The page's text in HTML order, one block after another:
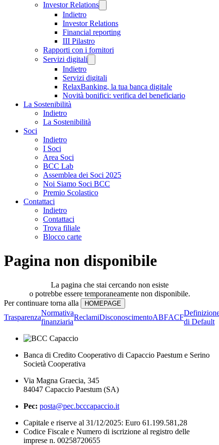
Investor Relations
Indietro
Investor Relations
Financial reporting
III Pilastro
Rapporti con i fornitori
Servizi digitali
Indietro
Servizi digitali
RelaxBanking, la tua banca digitale
Novità bonifici: verifica del beneficiario
La Sostenibilità
Indietro
La Sostenibilità
Soci
Indietro
I Soci
Area Soci
BCC Lab
Assemblea dei Soci 2025
Noi Siamo Soci BCC
Premio Scolastico
Contattaci
Indietro
Contattaci
Trova filiale
Blocco carte
Pagina non disponibile
La pagina che stai cercando non esiste
o potrebbe essere temporaneamente non disponibile.
Per continuare torna alla
Trasparenza
Normativa
finanziaria
ReclamiDisconoscimentoABFACF
di Default
Banca di Credito Cooperativo di Capaccio Paestum e Serino
Società Cooperativa
Via Magna Graecia, 345
84047 Capaccio Paestum (SA)
Pec: posta@pec.bcccapaccio.it
Capitale e riserve al 31/12/2025: Euro 61.199.581,28
Codice Fiscale e Numero di iscrizione al registro delle
imprese n. 00258720655